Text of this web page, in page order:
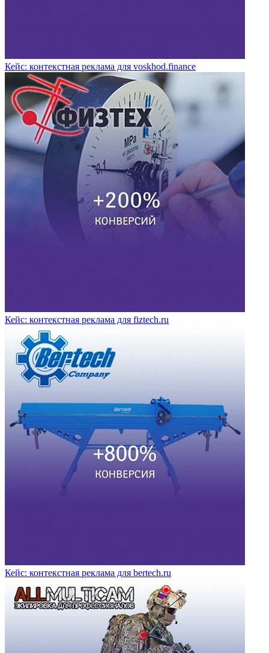
Кейс: контекстная реклама для voskhod.finance
Кейс: контекстная реклама для fiztech.ru
Кейс: контекстная реклама для bertech.ru